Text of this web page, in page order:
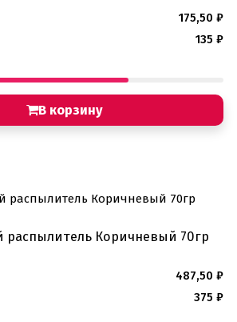
175,50 ₽
135 ₽
В корзину
распылитель Коричневый 70гр
487,50 ₽
375 ₽